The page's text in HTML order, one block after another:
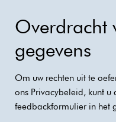
Overdracht
gegevens
Om uw rechten uit te
ons Privacybeleid, kunt u
feedbackformulier in het